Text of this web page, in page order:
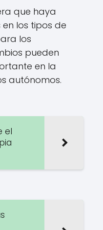
que haya
los tipos de
los
pueden
en la
autónomos.
el